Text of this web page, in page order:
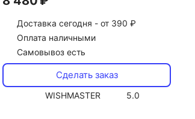
Доставка сегодня - от 390 ₽
Оплата наличными
Самовывоз есть
Сделать заказ
WISHMASTER 5.0